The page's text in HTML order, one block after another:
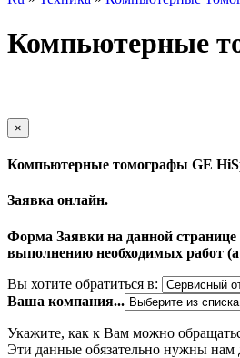
Компьютерные
×
Компьютерные томографы GE
Заявка онлайн.
Форма Заявки на данной
выполнению необходимых работ
Вы хотите обратиться в:
Ваша компания...
Укажите, как к Вам можно
Эти данные обязательно нужны нам